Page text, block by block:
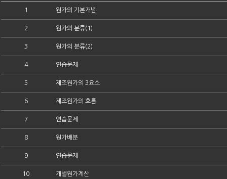
1 원가의 기본개념
2 원가의 분류(1)
3 원가의 분류(2)
4 연습문제
5 제조원가의 3요소
6 제조원가의 흐름
7 연습문제
8 원가배분
9 연습문제
10 개별원가계산